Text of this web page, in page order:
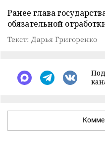
Ранее глава
обязательной
Текст: Дарья Григоренко